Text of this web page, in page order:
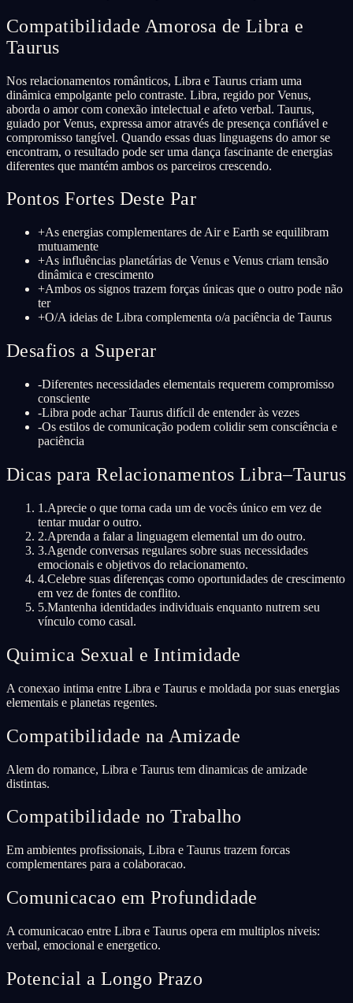
Compatibilidade Amorosa de Libra e
Taurus
Nos relacionamentos românticos, Libra e Taurus criam uma
dinâmica empolgante pelo contraste. Libra, regido por Venus,
aborda o amor com conexão intelectual e afeto verbal. Taurus,
guiado por Venus, expressa amor através de presença confiável e
compromisso tangível. Quando essas duas linguagens do amor se
encontram, o resultado pode ser uma dança fascinante de energias
diferentes que mantém ambos os parceiros crescendo.
Pontos Fortes Deste Par
+As energias complementares de Air e Earth se equilibram
mutuamente
+As influências planetárias de Venus e Venus criam tensão
dinâmica e crescimento
+Ambos os signos trazem forças únicas que o outro pode não
ter
+O/A ideias de Libra complementa o/a paciência de Taurus
Desafios a Superar
-Diferentes necessidades elementais requerem compromisso
consciente
-Libra pode achar Taurus difícil de entender às vezes
-Os estilos de comunicação podem colidir sem consciência e
paciência
Dicas para Relacionamentos Libra–Taurus
1 .Aprecie o que torna cada um de vocês único em vez de
tentar mudar o outro.
2.Aprenda a falar a linguagem elemental um do outro.
3.Agende conversas regulares sobre suas necessidades
emocionais e objetivos do relacionamento.
4.Celebre suas diferenças como oportunidades de crescimento
em vez de fontes de conflito.
5.Mantenha identidades individuais enquanto nutrem seu
vínculo como casal.
Quimica Sexual e Intimidade
A conexao intima entre Libra e Taurus e moldada por suas energias
elementais e planetas regentes.
Compatibilidade na Amizade
Alem do romance, Libra e Taurus tem dinamicas de amizade
distintas.
Compatibilidade no Trabalho
Em ambientes profissionais, Libra e Taurus trazem forcas
complementares para a colaboracao.
Comunicacao em Profundidade
A comunicacao entre Libra e Taurus opera em multiplos niveis:
verbal, emocional e energetico.
Potencial a Longo Prazo